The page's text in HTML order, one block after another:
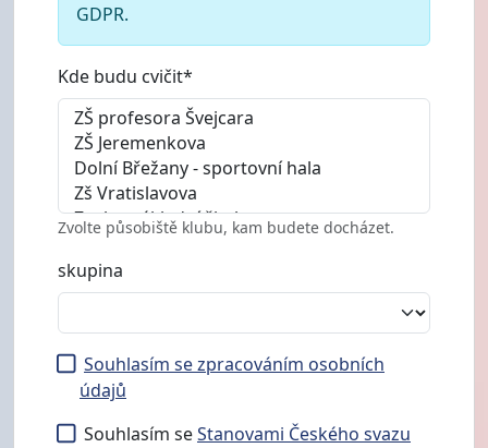
GDPR.
Kde budu cvičit*
Zvolte působiště klubu, kam budete docházet.
skupina
Souhlasím se zpracováním osobních
údajů
Souhlasím seStanovami Českého svazu